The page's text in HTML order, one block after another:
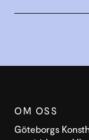
OM OSS
Göteborgs